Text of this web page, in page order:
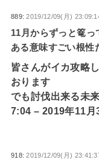
889:2019/12/09(月)
11月からずっと篭
ある意味すごい根性
皆さんがイカ攻略
おります
でも討伐出来る未
7:04 – 2019年11月
918:2019/12/09(月)